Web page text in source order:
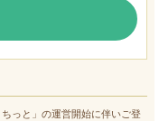
っと」の運営開始に伴いご登